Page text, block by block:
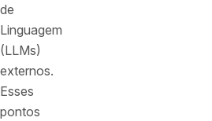
de
Linguagem
(LLMs)
externos.
Esses
pontos